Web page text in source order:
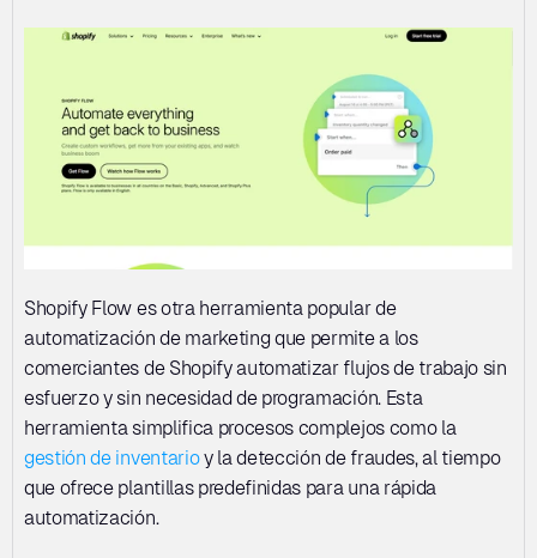
Shopify Flow es otra herramienta popular de
automatización de marketing que permite a los
comerciantes de Shopify automatizar flujos de trabajo sin
esfuerzo y sin necesidad de programación. Esta
gestión de inventario y la detección de fraudes, al tiempo
que ofrece plantillas predefinidas para una rápida
automatización.